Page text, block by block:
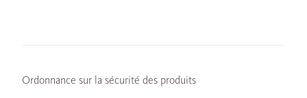
Ordonnance sur la sécurité des produits